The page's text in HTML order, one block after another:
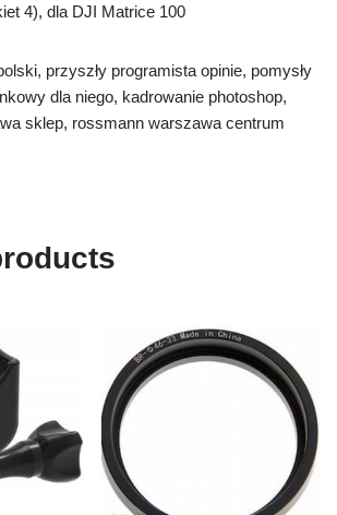
4), dla DJI Matrice 100
przyszły programista opinie, pomysły
dla niego, kadrowanie photoshop,
sklep, rossmann warszawa centrum